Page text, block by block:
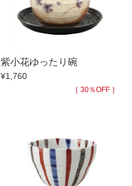
紫小花ゆったり碗
¥1,760
［ 30％OFF ］